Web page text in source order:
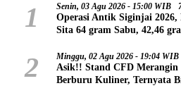
1 Senin, 03 Agu 2026 - 15:00 WIB
Operasi Antik Siginjai 2026,
Sita 64 gram Sabu, 42,46
2 Minggu, 02 Agu 2026 - 19:04 WIB
Asik!! Stand CFD Merangin
Berburu Kuliner, Ternyata